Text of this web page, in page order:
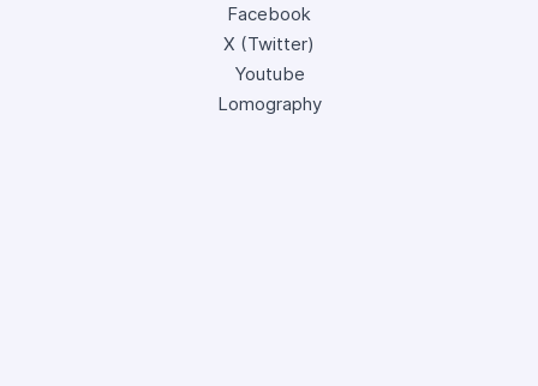
Facebook
X (Twitter)
Youtube
Lomography